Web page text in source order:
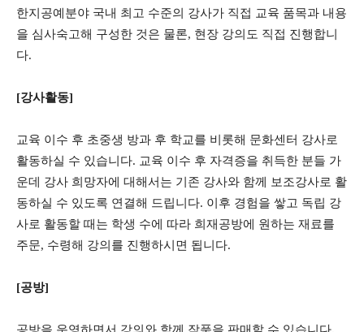
한지공예분야 국내 최고 수준의 강사가 직접 교육 품목과 내용
을 심사숙고해 구성한 것은 물론, 현장 강의도 직접 진행합니
다.
[강사활동]
교육 이수 후 초중생 방과 후 학교를 비롯해 문화센터 강사로
활동하실 수 있습니다. 교육 이수 후 자격증을 취득한 분들 가
운데 강사 희망자에 대해서는 기존 강사와 함께 보조강사로 활
동하실 수 있도록 연결해 드립니다. 이후 경험을 쌓고 독립 강
사로 활동할 때는 학생 수에 따라 희재공방에 원하는 재료를
주문, 수령해 강의를 진행하시면 됩니다.
[공방]